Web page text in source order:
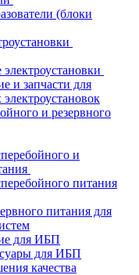
(блоки
и запчасти для
и резервного
и
питания
питания для
для ИБП
для ИБП
качества